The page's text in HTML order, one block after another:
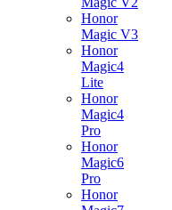
Honor
Magic V3
Honor
Magic4
Lite
Honor
Magic4
Pro
Honor
Magic6
Pro
Honor